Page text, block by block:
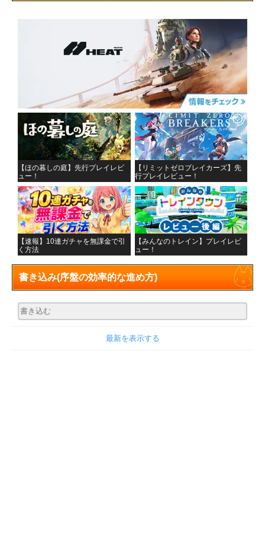
【ほの暮しの庭】先行プレイレビ
ュー！
【リミットゼロブレイカーズ】先
行プレイレビュー！
【速報】10連ガチャを無課金で引
く方法
【みんなのトレイン】プレイレビ
ュー！
書き込み(序盤の効率的な進め方)
最新を表示する